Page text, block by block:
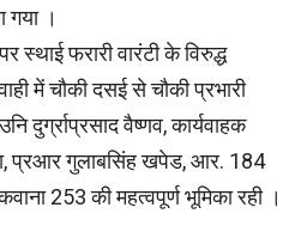
गया ।
फरारी वारंटी के विरुद्ध
में चौकी दसई से चौकी प्रभारी
दुर्ग्राप्रसाद वैष्णव, कार्यवाहक
प्रआर गुलाबसिंह खपेड, आर. 184
253 की महत्वपूर्ण भूमिका रही ।